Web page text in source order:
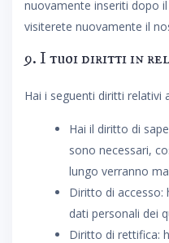
nuovamente inseriti dopo
visiterete nuovamente il
9. I tuoi diritti in
Hai i seguenti diritti relativi
Hai il diritto di
sono necessari,
lungo verranno
Diritto di accesso:
dati personali dei
Diritto di rettifica: